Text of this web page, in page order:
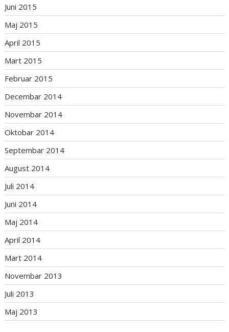
Juni 2015
Maj 2015
April 2015
Mart 2015
Februar 2015
Decembar 2014
Novembar 2014
Oktobar 2014
Septembar 2014
August 2014
Juli 2014
Juni 2014
Maj 2014
April 2014
Mart 2014
Novembar 2013
Juli 2013
Maj 2013